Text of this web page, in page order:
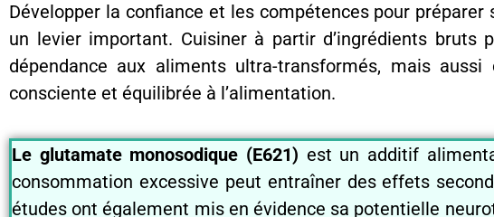
Développer la confiance et les compétences pour
un levier important. Cuisiner à partir d’ingrédients
dépendance aux aliments ultra-transformés, mais
consciente et équilibrée à l’alimentation.
Le glutamate monosodique (E621) est un additif
consommation excessive peut entraîner des effets
études ont également mis en évidence sa potentielle